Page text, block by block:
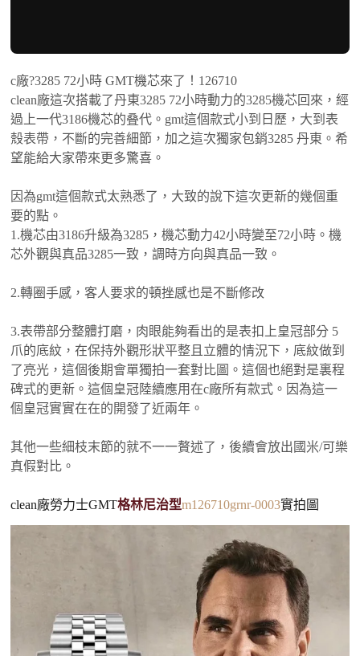
c廠?3285 72小時 GMT機芯來了！126710
clean廠這次搭載了丹東3285 72小時動力的3285機芯回來，經
過上一代3186機芯的叠代。gmt這個款式小到日歷，大到表
殼表帶，不斷的完善細節，加之這次獨家包銷3285 丹東。希
望能給大家帶來更多驚喜。
因為gmt這個款式太熟悉了，大致的說下這次更新的幾個重
要的點。
1.機芯由3186升級為3285，機芯動力42小時變至72小時。機
芯外觀與真品3285一致，調時方向與真品一致。
2.轉圈手感，客人要求的頓挫感也是不斷修改
3.表帶部分整體打磨，肉眼能夠看出的是表扣上皇冠部分 5
爪的底紋，在保持外觀形狀平整且立體的情況下，底紋做到
了亮光，這個後期會單獨拍一套對比圖。這個也絕對是裏程
碑式的更新。這個皇冠陸續應用在c廠所有款式。因為這一
個皇冠實實在在的開發了近兩年。
其他一些細枝末節的就不一一贅述了，後續會放出國米/可樂
真假對比。
clean廠勞力士GMT格林尼治型m126710grnr-0003實拍圖